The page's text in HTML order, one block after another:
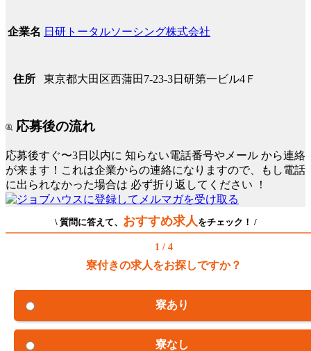
企業名 日研トータルソーシング株式会社
住所 東京都大田区西蒲田7-23-3日研第一ビル4Ｆ
応募後の流れ
応募後すぐ〜3日以内に 知らない電話番号やメール から連絡
が来ます！これは企業からの連絡になりますので、もし電話
に出られなかった場合は 必ず折り返してください ！
\ 質問に答えて、 おすすめ求人 をチェック！ /
1 / 4
寮付きの求人をお探しですか？
寮あり
寮なし